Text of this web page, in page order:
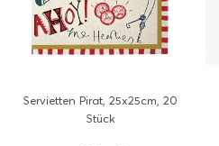
Servietten Pirat, 25x25cm, 20
Stück